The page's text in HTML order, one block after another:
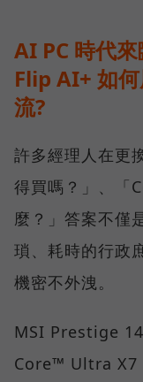
AI PC 時代
Flip AI+ 如
流?
許多經理人在更
得買嗎？」、「
麼？」答案不僅
瑣、耗時的行政
機密不外洩。
MSI Prestige
Core™ Ultra X7